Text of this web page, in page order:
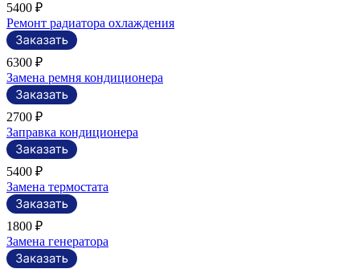
5400 ₽
Ремонт радиатора охлаждения
6300 ₽
Замена ремня кондиционера
2700 ₽
Заправка кондиционера
5400 ₽
Замена термостата
1800 ₽
Замена генератора